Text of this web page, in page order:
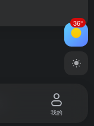
36°
我的